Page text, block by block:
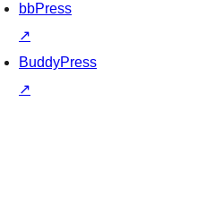
bbPress
↗
BuddyPress
↗